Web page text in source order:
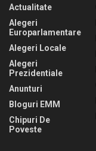
Actualitate
Alegeri
Europarlamentare
Alegeri Locale
Alegeri
Prezidentiale
Anunturi
Bloguri EMM
Chipuri De
Poveste